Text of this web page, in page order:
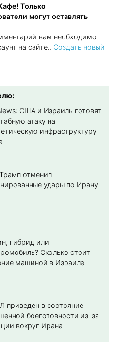
Только
могут оставлять
вам необходимо
на сайте.. Создать новый
США и Израиль готовят
атаку на
инфраструктуру
отменил
удары по Ирану
гибрид или
Cколько стоит
машиной в Израиле
приведен в состояние
боеготовности из-за
вокруг Ирана